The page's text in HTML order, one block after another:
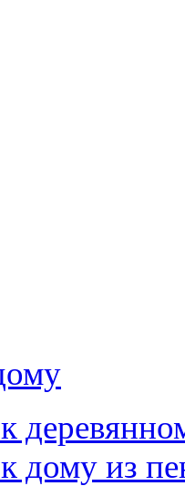
дому из